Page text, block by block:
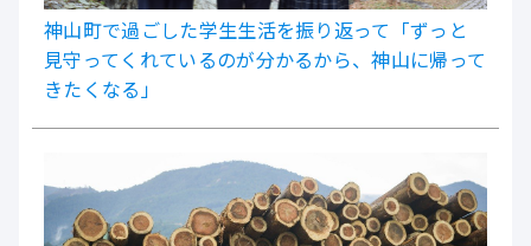
神山町で過ごした学生生活を振り返って「ずっと
見守ってくれているのが分かるから、神山に帰って
きたくなる」